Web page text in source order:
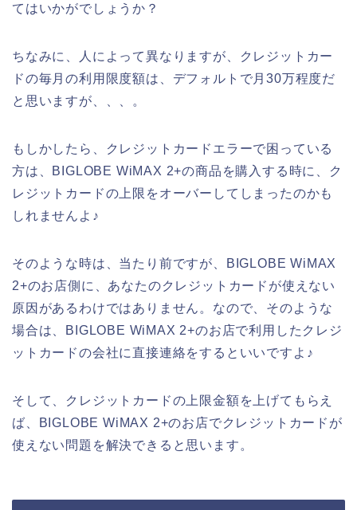
てはいかがでしょうか？
ちなみに、人によって異なりますが、クレジットカー
ドの毎月の利用限度額は、デフォルトで月30万程度だ
と思いますが、、、。
もしかしたら、クレジットカードエラーで困っている
方は、BIGLOBE WiMAX 2+の商品を購入する時に、ク
レジットカードの上限をオーバーしてしまったのかも
しれませんよ♪
そのような時は、当たり前ですが、BIGLOBE WiMAX
2+のお店側に、あなたのクレジットカードが使えない
原因があるわけではありません。なので、そのような
場合は、BIGLOBE WiMAX 2+のお店で利用したクレジ
ットカードの会社に直接連絡をするといいですよ♪
そして、クレジットカードの上限金額を上げてもらえ
ば、BIGLOBE WiMAX 2+のお店でクレジットカードが
使えない問題を解決できると思います。